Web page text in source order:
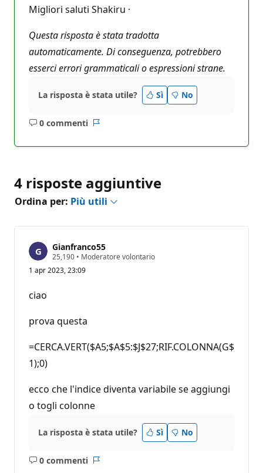
Migliori saluti Shakiru ·
Questa risposta è stata tradotta
automaticamente. Di conseguenza, potrebbero
esserci errori grammaticali o espressioni strane.
La risposta è stata utile? Sì No
0 commenti
Nessun
4 risposte aggiuntive
Ordina per: Più utili
Gianfranco55
25,190 P
n
r
e
u
t
o
e
• Moderatore volontario
1 apr 2023, 23:09
ciao
prova questa
=CERCA.VERT($A5;$A$5:$J$27;RIF.COLONNA(G$
1);0)
ecco che l'indice diventa variabile se aggiungi
o togli colonne
La risposta è stata utile? Sì No
0 commenti
Nessun